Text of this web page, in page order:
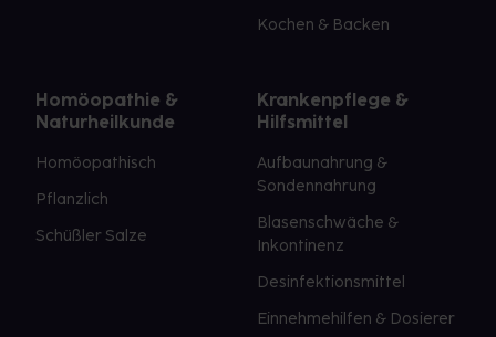
Kochen & Backen
Homöopathie &
Naturheilkunde
Homöopathisch
Pflanzlich
Schüßler Salze
Krankenpflege &
Hilfsmittel
Aufbaunahrung &
Sondennahrung
Blasenschwäche &
Inkontinenz
Desinfektionsmittel
Einnehmehilfen & Dosierer